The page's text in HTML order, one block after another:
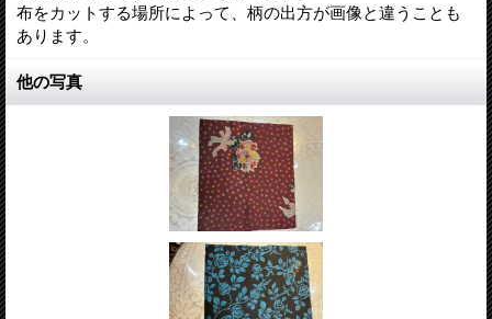
布をカットする場所によって、柄の出方が画像と違うことも
あります。
他の写真